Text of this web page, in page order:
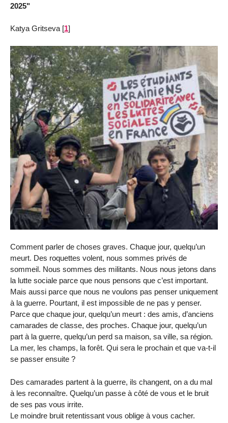
2025"
Katya Gritseva[1]
Comment parler de choses graves. Chaque jour, quelqu’un
meurt. Des roquettes volent, nous sommes privés de
sommeil. Nous sommes des militants. Nous nous jetons dans
la lutte sociale parce que nous pensons que c’est important.
Mais aussi parce que nous ne voulons pas penser uniquement
à la guerre. Pourtant, il est impossible de ne pas y penser.
Parce que chaque jour, quelqu’un meurt : des amis, d’anciens
camarades de classe, des proches. Chaque jour, quelqu’un
part à la guerre, quelqu’un perd sa maison, sa ville, sa région.
La mer, les champs, la forêt. Qui sera le prochain et que va-t-il
se passer ensuite ?
Des camarades partent à la guerre, ils changent, on a du mal
à les reconnaître. Quelqu’un passe à côté de vous et le bruit
de ses pas vous irrite.
Le moindre bruit retentissant vous oblige à vous cacher.